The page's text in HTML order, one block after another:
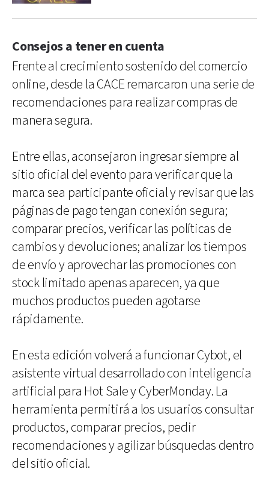
Consejos a tener en cuenta
Frente al crecimiento sostenido del comercio
online, desde la CACE remarcaron una serie de
recomendaciones para realizar compras de
manera segura.
Entre ellas, aconsejaron ingresar siempre al
sitio oficial del evento para verificar que la
marca sea participante oficial y revisar que las
páginas de pago tengan conexión segura;
comparar precios, verificar las políticas de
cambios y devoluciones; analizar los tiempos
de envío y aprovechar las promociones con
stock limitado apenas aparecen, ya que
muchos productos pueden agotarse
rápidamente.
En esta edición volverá a funcionar Cybot, el
asistente virtual desarrollado con inteligencia
artificial para Hot Sale y CyberMonday. La
herramienta permitirá a los usuarios consultar
productos, comparar precios, pedir
recomendaciones y agilizar búsquedas dentro
del sitio oficial.